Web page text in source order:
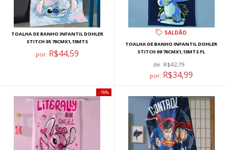
TOALHA DE BANHO INFANTIL DOHLER
STITCH 05 70CMX1,15MTS
por: R$44,59
SALDÃO
TOALHA DE BANHO INFANTIL DOHLER
STITCH 09 70CMX1,15MTS FL
de: R$42,79
por: R$34,99
18%